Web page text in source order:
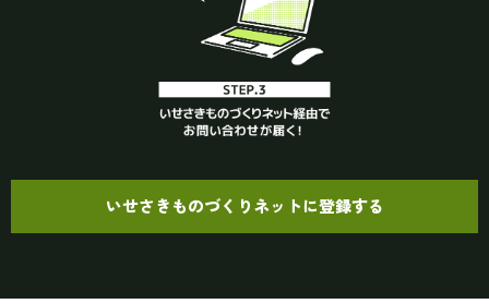
いせさきものづくりネットに登録する